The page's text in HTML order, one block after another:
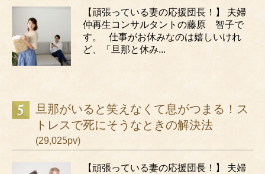
【頑張っている妻の応援団長！】 夫婦
仲再生コンサルタントの藤原 智子で
す。 仕事がお休みなのは嬉しいけれ
ど、「旦那と休み...
旦那がいると笑えなくて息がつまる！ス
トレスで死にそうなときの解決法
(29,025pv)
【頑張っている妻の応援団長！】 夫婦